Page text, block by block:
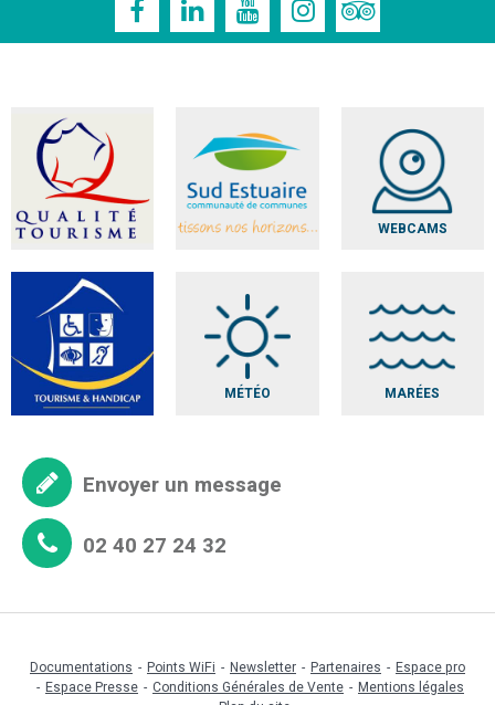
WEBCAMS
MÉTÉO MARÉES
Envoyer un message
02 40 27 24 32
Documentations Points WiFi Newsletter Partenaires
Espace pro
Espace Presse
Conditions Générales de Vente
Mentions légales